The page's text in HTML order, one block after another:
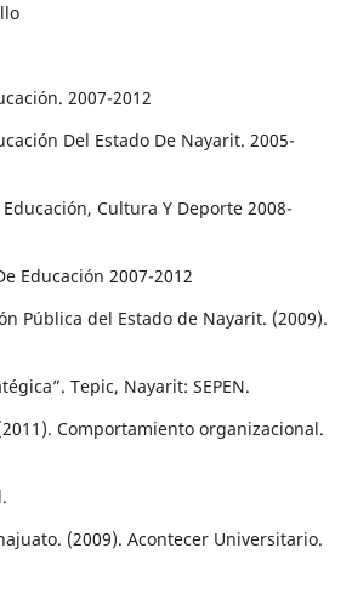
2007-2012
Del Estado De Nayarit. 2005-
Cultura Y Deporte 2008-
Educación 2007-2012
Pública del Estado de Nayarit. (2009).
Tepic, Nayarit: SEPEN.
Comportamiento organizacional.
(2009). Acontecer Universitario.